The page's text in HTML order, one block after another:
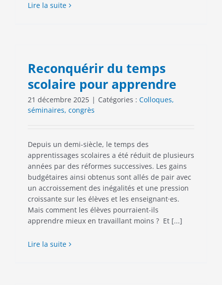
Lire la suite
Reconquérir du temps
scolaire pour apprendre
21 décembre 2025 | Catégories : Colloques,
séminaires, congrès
Depuis un demi-siècle, le temps des
apprentissages scolaires a été réduit de plusieurs
années par des réformes successives. Les gains
budgétaires ainsi obtenus sont allés de pair avec
un accroissement des inégalités et une pression
croissante sur les élèves et les enseignant·es.
Mais comment les élèves pourraient-ils
apprendre mieux en travaillant moins ? Et [...]
Lire la suite